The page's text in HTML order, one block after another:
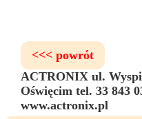
<<< powrót
ACTRONIX ul.
Oświęcim tel. 33 843
www.actronix.pl